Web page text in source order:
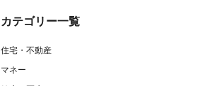
カテゴリー一覧
住宅・不動産
マネー